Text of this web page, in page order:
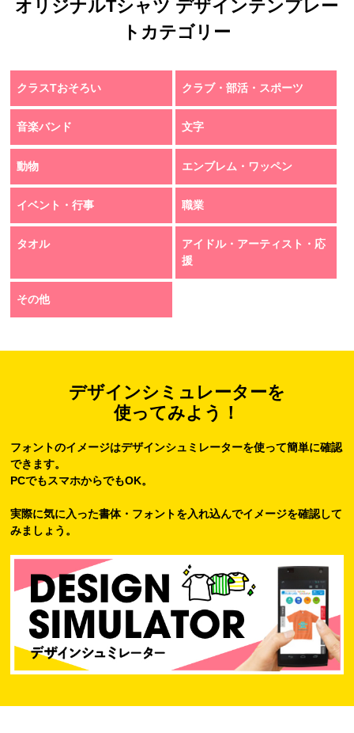
オリジナルTシャツ デザインテンプレー
トカテゴリー
クラスTおそろい クラブ・部活・スポーツ
音楽バンド 文字
動物 エンブレム・ワッペン
イベント・行事 職業
タオル
アイドル・アーティスト・応
援
その他
デザインシミュレーターを
使ってみよう！
フォントのイメージはデザインシュミレーターを使って簡単に確認
できます。
PCでもスマホからでもOK。
実際に気に入った書体・フォントを入れ込んでイメージを確認して
みましょう。